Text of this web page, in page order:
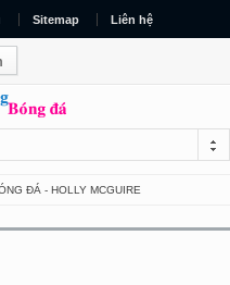
Sitemap Liên hệ
ĐÁ - HOLLY MCGUIRE